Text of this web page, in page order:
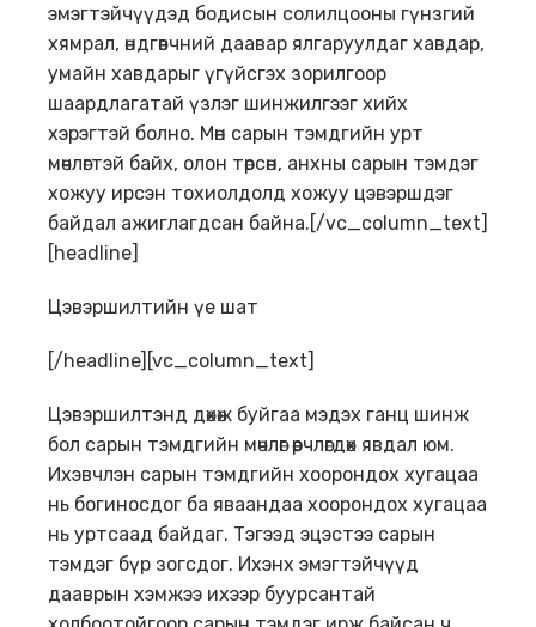
эмэгтэйчүүдэд бодисын солилцооны гүнзгий
хямрал, өндгөвчний даавар ялгаруулдаг хавдар,
умайн хавдарыг үгүйсгэх зорилгоор
шаардлагатай үзлэг шинжилгээг хийх
хэрэгтэй болно. Мөн сарын тэмдгийн урт
мөчлөгтэй байх, олон төрсөн, анхны сарын тэмдэг
хожуу ирсэн тохиолдолд хожуу цэвэршдэг
байдал ажиглагдсан байна.[/vc_column_text]
[headline]
Цэвэршилтийн үе шат
[/headline][vc_column_text]
Цэвэршилтэнд дөхөж буйгаа мэдэх ганц шинж
бол сарын тэмдгийн мөчлөг өөрчлөгдөх явдал юм.
Ихэвчлэн сарын тэмдгийн хоорондох хугацаа
нь богиносдог ба яваандаа хоорондох хугацаа
нь уртсаад байдаг. Тэгээд эцэстээ сарын
тэмдэг бүр зогсдог. Ихэнх эмэгтэйчүүд
дааврын хэмжээ ихээр буурсантай